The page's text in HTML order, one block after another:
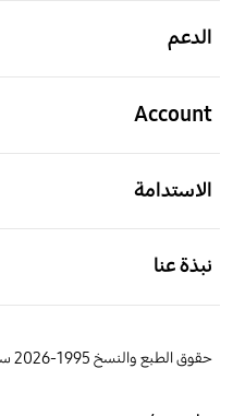
الدعم
Account
الاستدامة
نبذة عنا
حقوق الطبع والنسخ 1995-2026 سامسونج. جميع الحقوق محفوظة.